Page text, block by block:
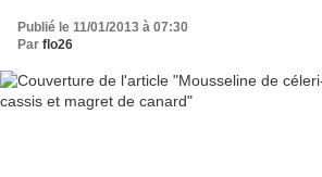
Publié le 11/01/2013 à 07:30
Par flo26